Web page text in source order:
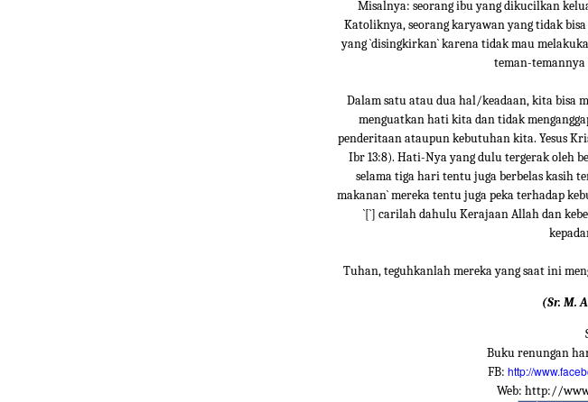
Misalnya: seorang ibu yang dikucilkan
Katoliknya, seorang karyawan yang tidak
yang `disingkirkan` karena tidak mau
teman-temannya
Dalam satu atau dua hal/keadaan, kita bisa
menguatkan hati kita dan tidak
penderitaan ataupun kebutuhan kita. Yesus
Ibr 13:8). Hati-Nya yang dulu tergerak oleh
selama tiga hari tentu juga berbelas kasih
makanan` mereka tentu juga peka terhadap
`[`] carilah dahulu Kerajaan Allah dan
Tuhan, teguhkanlah mereka yang saat ini
(Sr. M.
Buku renungan
FB: http://
Web: http://